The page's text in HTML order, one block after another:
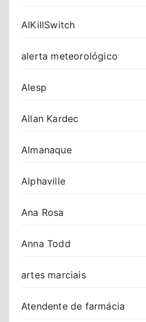
AIKillSwitch
alerta meteorológico
Alesp
Allan Kardec
Almanaque
Alphaville
Ana Rosa
Anna Todd
artes marciais
Atendente de farmácia